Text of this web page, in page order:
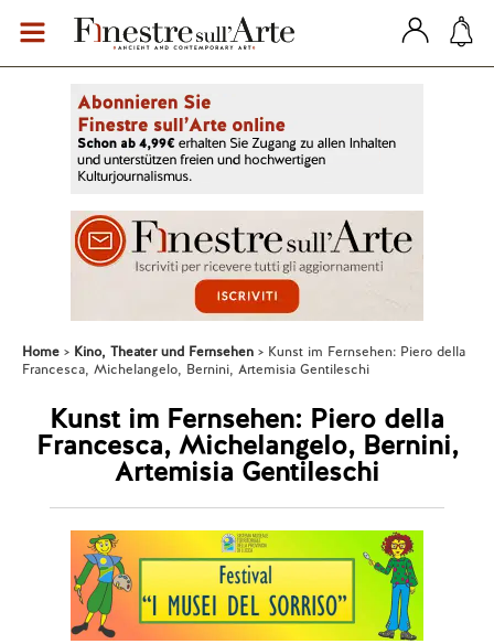
Home Kino, Theater und Fernsehen
Kunst im Fernsehen: Piero della
Francesca, Michelangelo, Bernini, Artemisia Gentileschi
Kunst im Fernsehen: Piero della
Francesca, Michelangelo, Bernini,
Artemisia Gentileschi